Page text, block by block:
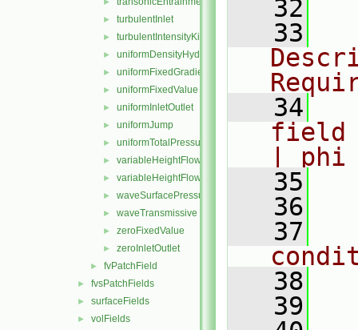
► turbulentInlet
► turbulentIntensityKineticEnergyInlet
► uniformDensityHydrostaticPressure
► uniformFixedGradient
► uniformFixedValue
► uniformInletOutlet
► uniformJump
► uniformTotalPressure
► variableHeightFlowRate
► variableHeightFlowRateInletVelocity
► waveSurfacePressure
► waveTransmissive
► zeroFixedValue
► zeroInletOutlet
► fvPatchField
► fvsPatchFields
► surfaceFields
► volFields
   32
   33
   34
field
| phi
   35
   36
   37
   38
   39